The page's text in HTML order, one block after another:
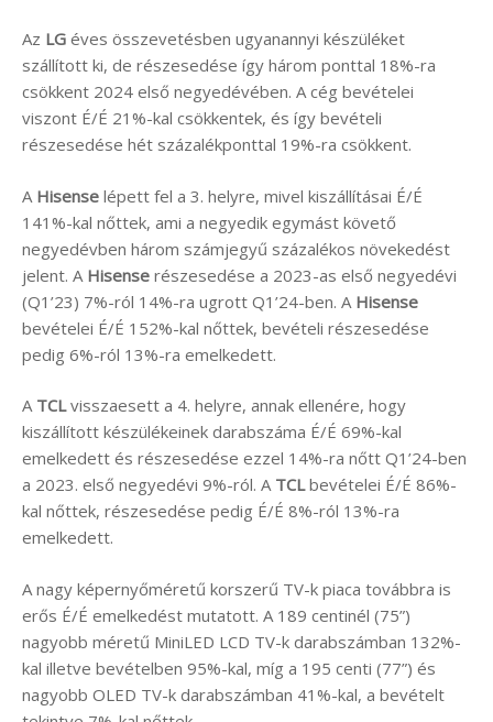
Az LG éves összevetésben ugyanannyi készüléket
szállított ki, de részesedése így három ponttal 18%-ra
csökkent 2024 első negyedévében. A cég bevételei
viszont É/É 21%-kal csökkentek, és így bevételi
részesedése hét százalékponttal 19%-ra csökkent.
A Hisense lépett fel a 3. helyre, mivel kiszállításai É/É
141%-kal nőttek, ami a negyedik egymást követő
negyedévben három számjegyű százalékos növekedést
jelent. A Hisense részesedése a 2023-as első negyedévi
(Q1’23) 7%-ról 14%-ra ugrott Q1’24-ben. A Hisense
bevételei É/É 152%-kal nőttek, bevételi részesedése
pedig 6%-ról 13%-ra emelkedett.
A TCLvisszaesett a 4. helyre, annak ellenére, hogy
kiszállított készülékeinek darabszáma É/É 69%-kal
emelkedett és részesedése ezzel 14%-ra nőtt Q1’24-ben
a 2023. első negyedévi 9%-ról. A TCLbevételei É/É 86%-
kal nőttek, részesedése pedig É/É 8%-ról 13%-ra
emelkedett.
A nagy képernyőméretű korszerű TV-k piaca továbbra is
erős É/É emelkedést mutatott. A 189 centinél (75”)
nagyobb méretű MiniLED LCD TV-k darabszámban 132%-
kal illetve bevételben 95%-kal, míg a 195 centi (77”) és
nagyobb OLED TV-k darabszámban 41%-kal, a bevételt